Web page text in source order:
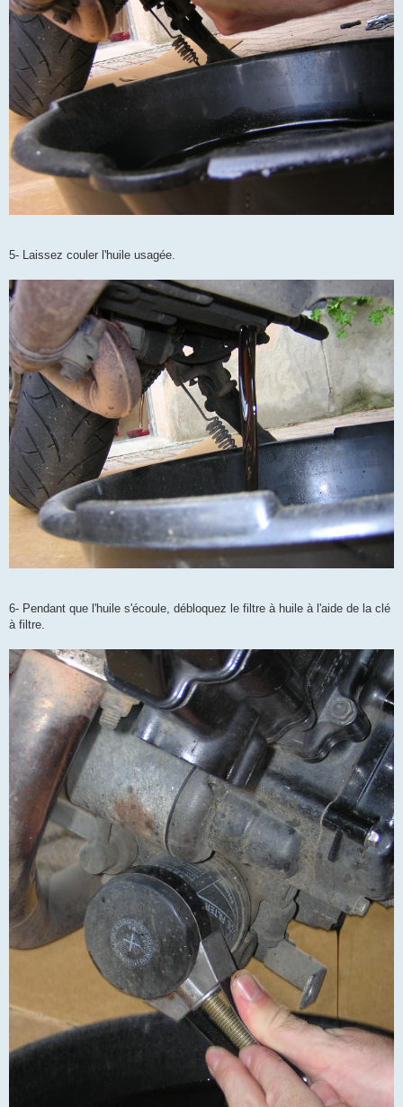
5- Laissez couler l'huile usagée.
6- Pendant que l'huile s'écoule, débloquez le filtre à huile à l'aide de la clé
à filtre.